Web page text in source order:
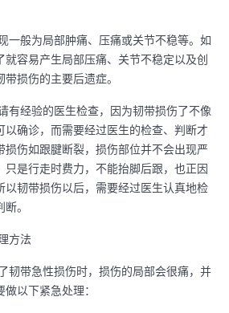
一般为局部肿痛、压痛或关节不稳等。如
容易产生局部压痛、关节不稳定以及创
损伤的主要后遗症。
有经验的医生检查，因为韧带损伤了不像
以确诊，而需要经过医生的检查、判断才
损伤如跟腱断裂，损伤部位并不会出现严
只是行走时费力，不能抬脚后跟，也正因
以韧带损伤以后，需要经过医生认真地检
。
方法
韧带急性损伤时，损伤的局部会很痛，并
以下紧急处理：